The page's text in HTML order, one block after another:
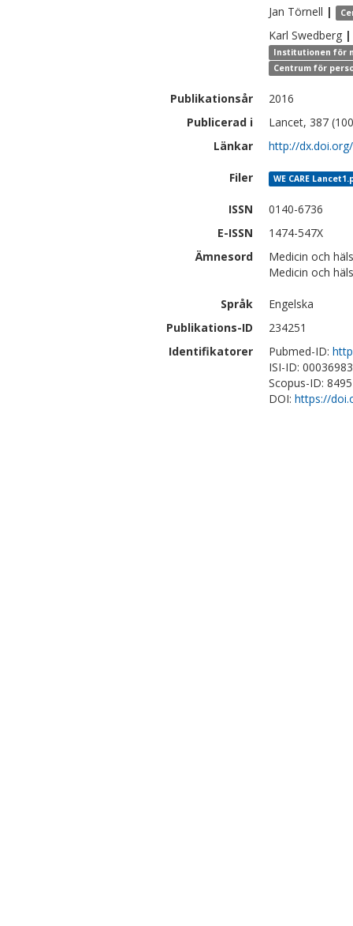
Jan Törnell |
Karl Swedberg |
Institutionen för
Centrum för
Publikationsår
2016
Publicerad i
Lancet, 387
Länkar
http://
Filer WE CARE
ISSN
0140-6736
E-ISSN
1474-547X
Ämnesord
Medicin och
Medicin och
Språk
Engelska
Publikations-ID
234251
Identifikatorer
Pubmed-ID:
ISI-ID:
Scopus-ID:
DOI: https://